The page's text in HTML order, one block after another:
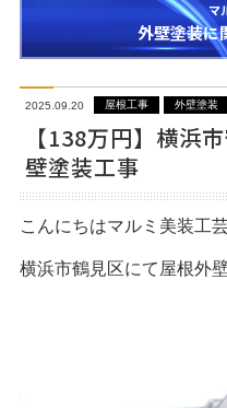
塗装あれこれ豆知識
9：00
価格
マルミの施工事例
2025.09.20 屋根工事 外壁塗装
【138万円】横浜
壁塗装工事
こんにちはマルミ美装工
横浜市鶴見区にて屋根外